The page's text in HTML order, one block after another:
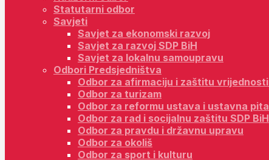
Statutarni odbor
Savjeti
Savjet za ekonomski razvoj
Savjet za razvoj SDP BiH
Savjet za lokalnu samoupravu
Odbori Predsjedništva
Odbor za afirmaciju i zaštitu
Odbor za turizam
Odbor za reformu ustava i ustavna
Odbor za rad i socijalnu zaštitu SDP BiH
Odbor za pravdu i državnu upravu
Odbor za okoliš
Odbor za sport i kulturu